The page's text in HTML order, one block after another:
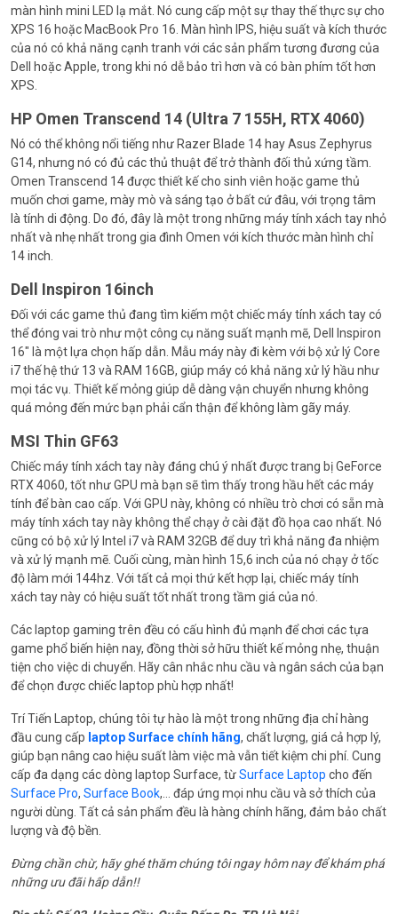
màn hình mini LED lạ mắt. Nó cung cấp một sự thay thế thực sự cho
XPS 16 hoặc MacBook Pro 16. Màn hình IPS, hiệu suất và kích thước
của nó có khả năng cạnh tranh với các sản phẩm tương đương của
Dell hoặc Apple, trong khi nó dễ bảo trì hơn và có bàn phím tốt hơn
XPS.
HP Omen Transcend 14 (Ultra 7 155H, RTX 4060)
Nó có thể không nổi tiếng như Razer Blade 14 hay Asus Zephyrus
G14, nhưng nó có đủ các thủ thuật để trở thành đối thủ xứng tầm.
Omen Transcend 14 được thiết kế cho sinh viên hoặc game thủ
muốn chơi game, mày mò và sáng tạo ở bất cứ đâu, với trọng tâm
là tính di động. Do đó, đây là một trong những máy tính xách tay nhỏ
nhất và nhẹ nhất trong gia đình Omen với kích thước màn hình chỉ
14 inch.
Dell Inspiron 16inch
Đối với các game thủ đang tìm kiếm một chiếc máy tính xách tay có
thể đóng vai trò như một công cụ năng suất mạnh mẽ, Dell Inspiron
16″ là một lựa chọn hấp dẫn. Mẫu máy này đi kèm với bộ xử lý Core
i7 thế hệ thứ 13 và RAM 16GB, giúp máy có khả năng xử lý hầu như
mọi tác vụ. Thiết kế mỏng giúp dễ dàng vận chuyển nhưng không
quá mỏng đến mức bạn phải cẩn thận để không làm gãy máy.
MSI Thin GF63
Chiếc máy tính xách tay này đáng chú ý nhất được trang bị GeForce
RTX 4060, tốt như GPU mà bạn sẽ tìm thấy trong hầu hết các máy
tính để bàn cao cấp. Với GPU này, không có nhiều trò chơi có sẵn mà
máy tính xách tay này không thể chạy ở cài đặt đồ họa cao nhất. Nó
cũng có bộ xử lý Intel i7 và RAM 32GB để duy trì khả năng đa nhiệm
và xử lý mạnh mẽ. Cuối cùng, màn hình 15,6 inch của nó chạy ở tốc
độ làm mới 144hz. Với tất cả mọi thứ kết hợp lại, chiếc máy tính
xách tay này có hiệu suất tốt nhất trong tầm giá của nó.
Các laptop gaming trên đều có cấu hình đủ mạnh để chơi các tựa
game phổ biến hiện nay, đồng thời sở hữu thiết kế mỏng nhẹ, thuận
tiện cho việc di chuyển. Hãy cân nhắc nhu cầu và ngân sách của bạn
để chọn được chiếc laptop phù hợp nhất!
Trí Tiến Laptop, chúng tôi tự hào là một trong những địa chỉ hàng
đầu cung cấp laptop Surface chính hãng, chất lượng, giá cả hợp lý,
giúp bạn nâng cao hiệu suất làm việc mà vẫn tiết kiệm chi phí. Cung
cấp đa dạng các dòng laptop Surface, từSurface Laptop cho đến
Surface Pro, Surface Book,… đáp ứng mọi nhu cầu và sở thích của
người dùng. Tất cả sản phẩm đều là hàng chính hãng, đảm bảo chất
lượng và độ bền.
Đừng chần chừ, hãy ghé thăm chúng tôi ngay hôm nay để khám phá
những ưu đãi hấp dẫn!!